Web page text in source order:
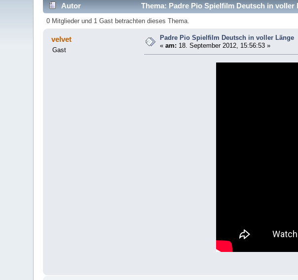
Autor Thema: Padre Pio Spielfilm Deutsch in voller
0 Mitglieder und 1 Gast betrachten dieses Thema.
velvet
Gast
Padre Pio Spielfilm Deutsch in voller Länge
«am: 18. September 2012, 15:56:53 »